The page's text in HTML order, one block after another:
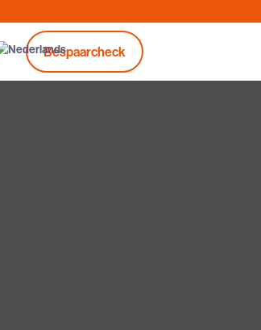
Bespaarcheck